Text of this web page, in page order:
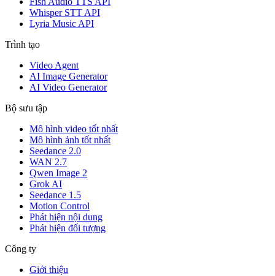
Whisper STT API
Lyria Music API
Trình tạo
Video Agent
AI Image Generator
AI Video Generator
Bộ sưu tập
Mô hình video tốt nhất
Mô hình ảnh tốt nhất
Seedance 2.0
WAN 2.7
Qwen Image 2
Grok AI
Seedance 1.5
Motion Control
Phát hiện nội dung
Phát hiện đối tượng
Công ty
Giới thiệu